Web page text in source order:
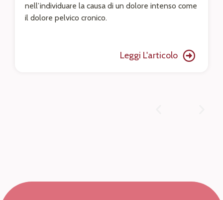
nell’individuare la causa di un dolore intenso come
il dolore pelvico cronico.
Leggi L'articolo